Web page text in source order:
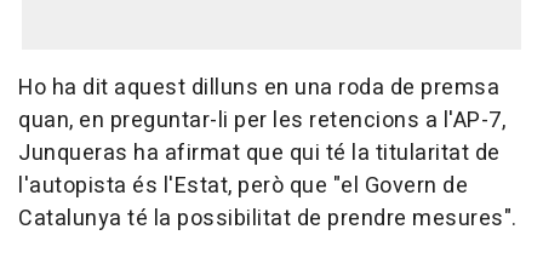
Ho ha dit aquest dilluns en una roda de premsa
quan, en preguntar-li per les retencions a l'AP-7,
Junqueras ha afirmat que qui té la titularitat de
l'autopista és l'Estat, però que "el Govern de
Catalunya té la possibilitat de prendre mesures".